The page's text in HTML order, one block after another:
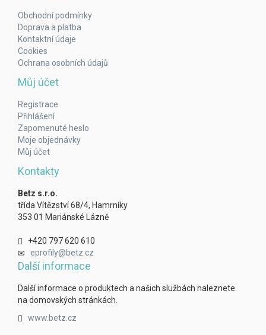
Obchodní podmínky
Doprava a platba
Kontaktní údaje
Cookies
Ochrana osobních údajů
Můj účet
Registrace
Přihlášení
Zapomenuté heslo
Moje objednávky
Můj účet
Kontakty
Betz s.r.o.
třída Vítězství 68/4, Hamrníky
353 01 Mariánské Lázně
+420 797 620 610
eprofily@betz.cz
Další informace
Další informace o produktech a našich službách naleznete
na domovských stránkách.
www.betz.cz